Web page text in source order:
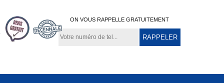
ON VOUS RAPPELLE GRATUITEMENT